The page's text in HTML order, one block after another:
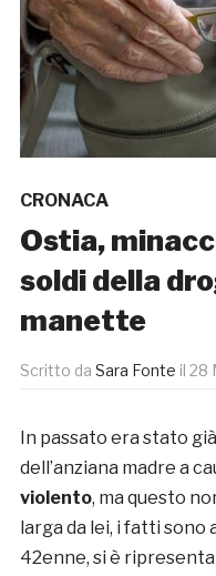
CRONACA
Ostia,
soldi della
manette
Scritto da Sara Fonte il 28
In passato era stato
dell’anziana madre a
violento, ma questo
larga da lei, i fatti sono
42enne, si è